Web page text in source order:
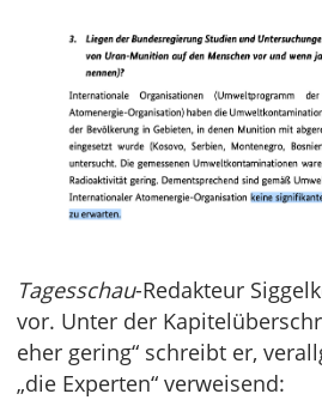
Tagesschau-Redakteur
vor. Unter der
eher gering“ schreibt er,
„die Experten“ verweisend: